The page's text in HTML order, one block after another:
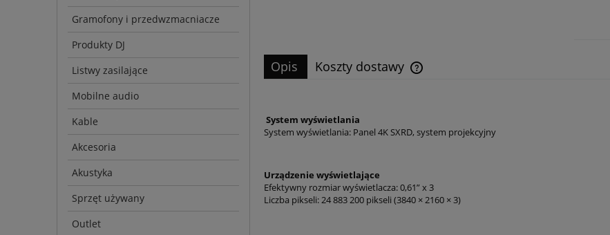
Gramofony i przedwzmacniacze
Produkty DJ
Listwy zasilające
Mobilne audio
Kable
Akcesoria
Akustyka
Sprzęt używany
Outlet
Opis Koszty dostawy
System wyświetlania
System wyświetlania: Panel 4K SXRD, system projekcyjny
Urządzenie wyświetlające
Efektywny rozmiar wyświetlacza: 0,61” x 3
Liczba pikseli: 24 883 200 pikseli (3840 × 2160 × 3)